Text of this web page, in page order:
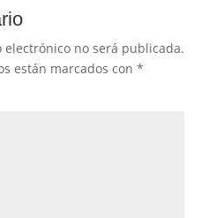
no será publicada.
están marcados con *